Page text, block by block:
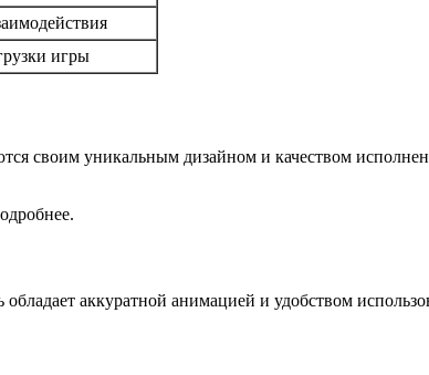
игры
своим уникальным дизайном и качеством
аккуратной анимацией и удобством